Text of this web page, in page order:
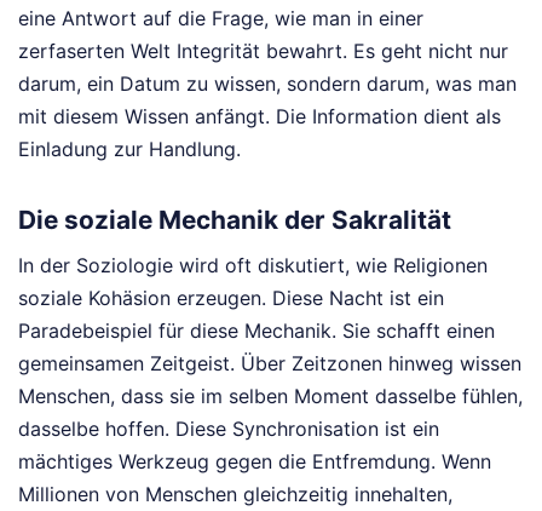
eine Antwort auf die Frage, wie man in einer
zerfaserten Welt Integrität bewahrt. Es geht nicht nur
darum, ein Datum zu wissen, sondern darum, was man
mit diesem Wissen anfängt. Die Information dient als
Einladung zur Handlung.
Die soziale Mechanik der Sakralität
In der Soziologie wird oft diskutiert, wie Religionen
soziale Kohäsion erzeugen. Diese Nacht ist ein
Paradebeispiel für diese Mechanik. Sie schafft einen
gemeinsamen Zeitgeist. Über Zeitzonen hinweg wissen
Menschen, dass sie im selben Moment dasselbe fühlen,
dasselbe hoffen. Diese Synchronisation ist ein
mächtiges Werkzeug gegen die Entfremdung. Wenn
Millionen von Menschen gleichzeitig innehalten,